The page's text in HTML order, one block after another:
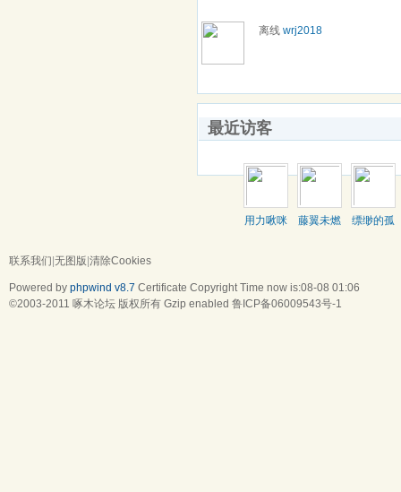
离线 wrj2018
最近访客
用力啾咪 藤翼未燃
缥缈的孤
联系我们 无图版 清除Cookies
Powered by phpwind v8.7 Certificate Copyright Time now is:08-08 01:06
©2003-2011 啄木论坛 版权所有 Gzip enabled 鲁ICP备06009543号-1